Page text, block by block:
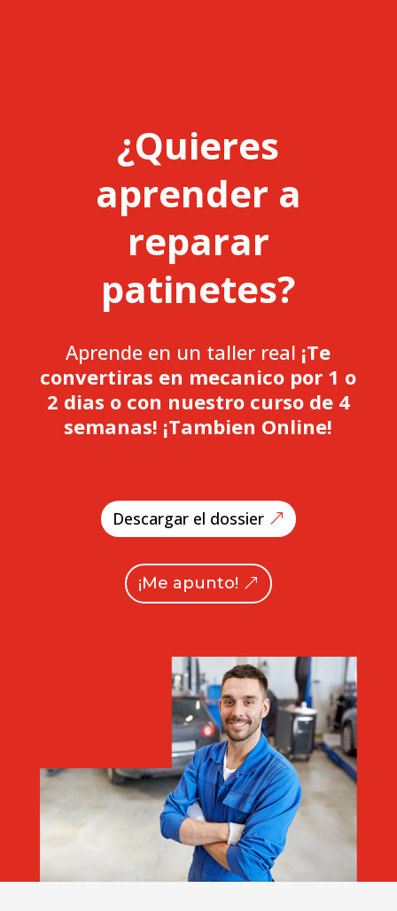
¿Quieres
aprender a
reparar
patinetes?
Aprende en un taller real ¡Te
convertiras en mecanico por 1 o
2 dias o con nuestro curso de 4
semanas! ¡Tambien Online!
Descargar el dossier
¡Me apunto!